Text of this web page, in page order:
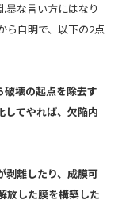
暴な言い方にはなり
ら自明で、以下の2点
壊の起点を除去す
してやれば、欠陥内
剥離したり、成膜可
放した膜を構築した